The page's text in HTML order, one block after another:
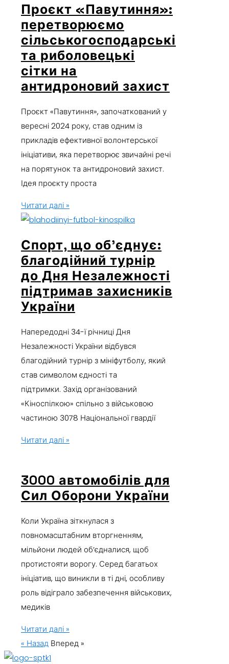
Проєкт «Павутиння»:
перетворюємо
сільськогосподарські
та риболовецькі
сітки на
антидроновий захист
Проєкт «Павутиння», започаткований у
вересні 2024 року, став одним із
прикладів ефективної волонтерської
ініціативи, яка перетворює звичайні речі
на порятунок та антидроновий захист.
Ідея проєкту проста
Читати далі »
Спорт, що об’єднує:
благодійний турнір
до Дня Незалежності
підтримав захисників
України
Напередодні 34-ї річниці Дня
Незалежності України відбувся
благодійний турнір з мініфутболу, який
став символом єдності та
підтримки. Захід організований
«Кіноспілкою» спільно з військовою
частиною 3078 Національної гвардії
Читати далі »
3000 автомобілів для
Сил Оборони України
Коли Україна зіткнулася з
повномасштабним вторгненням,
мільйони людей об’єдналися, щоб
протистояти ворогу. Серед багатьох
ініціатив, що виникли в ті дні, особливу
роль відіграло забезпечення військових,
медиків
Читати далі »
« Назад Вперед »